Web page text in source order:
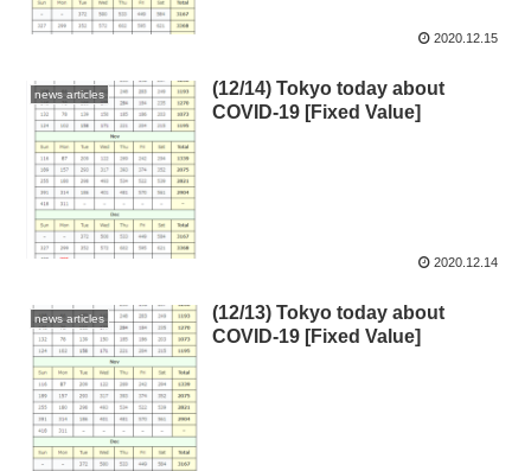
2020.12.15
news articles
(12/14) Tokyo today about
COVID-19 [Fixed Value]
2020.12.14
news articles
(12/13) Tokyo today about
COVID-19 [Fixed Value]